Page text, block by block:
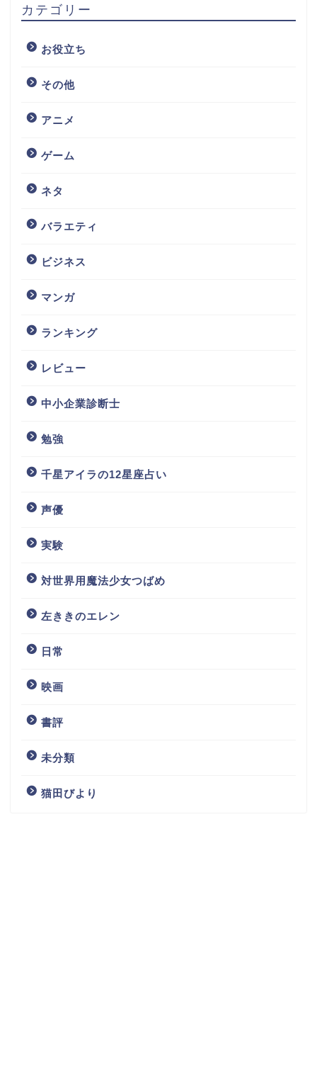
カテゴリー
お役立ち
その他
アニメ
ゲーム
ネタ
バラエティ
ビジネス
マンガ
ランキング
レビュー
中小企業診断士
勉強
千星アイラの12星座占い
声優
実験
対世界用魔法少女つばめ
左ききのエレン
日常
映画
書評
未分類
猫田びより